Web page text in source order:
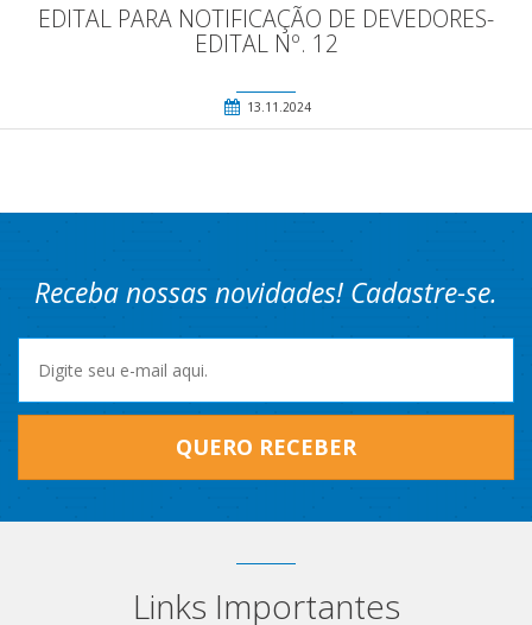
EDITAL PARA NOTIFICAÇÃO DE DEVEDORES-
EDITAL Nº. 12
13.11.2024
Receba nossas novidades! Cadastre-se.
QUERO RECEBER
Links Importantes